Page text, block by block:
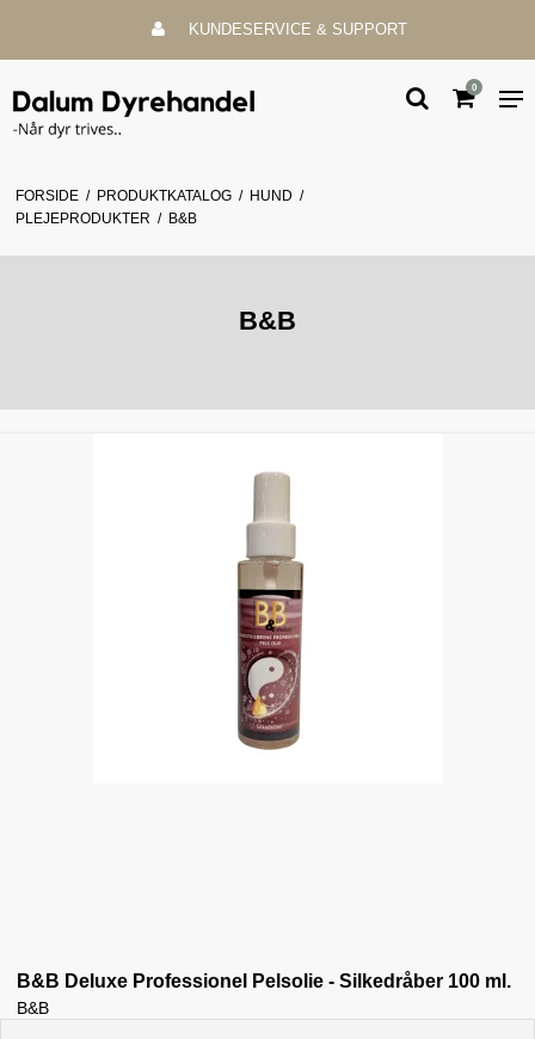
KUNDESERVICE & SUPPORT
0
FORSIDE / PRODUKTKATALOG / HUND /
PLEJEPRODUKTER / B&B
B&B
B&B Deluxe Professionel Pelsolie - Silkedråber 100 ml.
B&B